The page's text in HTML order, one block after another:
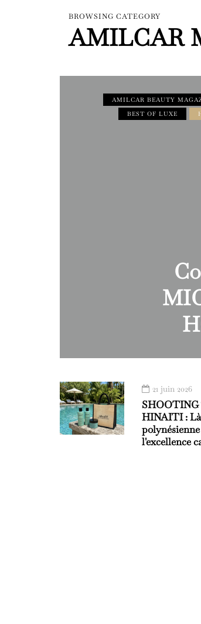
BROWSING CATEGORY
AMILCAR
AMILCAR BEAUTY
BEST OF LUXE
21 juin 2026
HINAITI : Là
l'excellence